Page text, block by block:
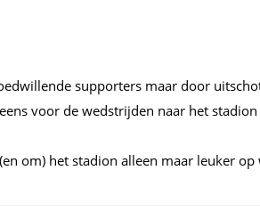
supporters maar door
voor de wedstrijden naar het
om) het stadion alleen maar leuker op